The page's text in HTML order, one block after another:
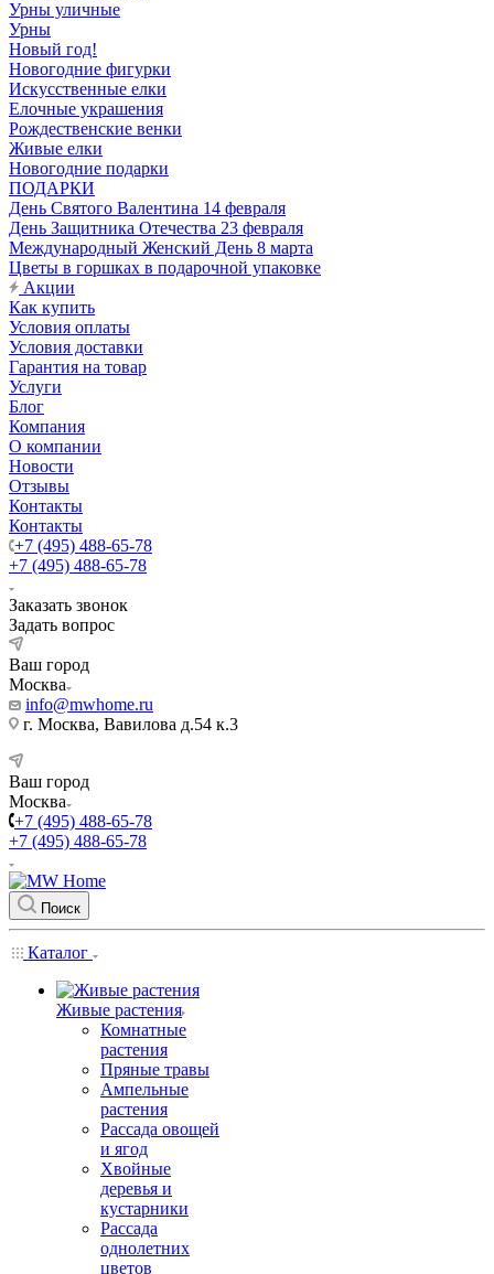
Урны уличные
Урны
Новый год!
Новогодние фигурки
Искусственные елки
Елочные украшения
Рождественские венки
Живые елки
Новогодние подарки
ПОДАРКИ
День Святого Валентина 14 февраля
День Защитника Отечества 23 февраля
Международный Женский День 8 марта
Цветы в горшках в подарочной упаковке
Акции
Как купить
Условия оплаты
Условия доставки
Гарантия на товар
Услуги
Блог
Компания
О компании
Новости
Отзывы
Контакты
Контакты
+7 (495) 488-65-78
+7 (495) 488-65-78
Заказать звонок
Задать вопрос
Ваш город
Москва
info@mwhome.ru
г. Москва, Вавилова д.54 к.3
Ваш город
Москва
+7 (495) 488-65-78
+7 (495) 488-65-78
Поиск
Каталог
Живые растения
Комнатные
растения
Пряные травы
Ампельные
растения
Рассада овощей
и ягод
Хвойные
деревья и
кустарники
Рассада
однолетних
цветов